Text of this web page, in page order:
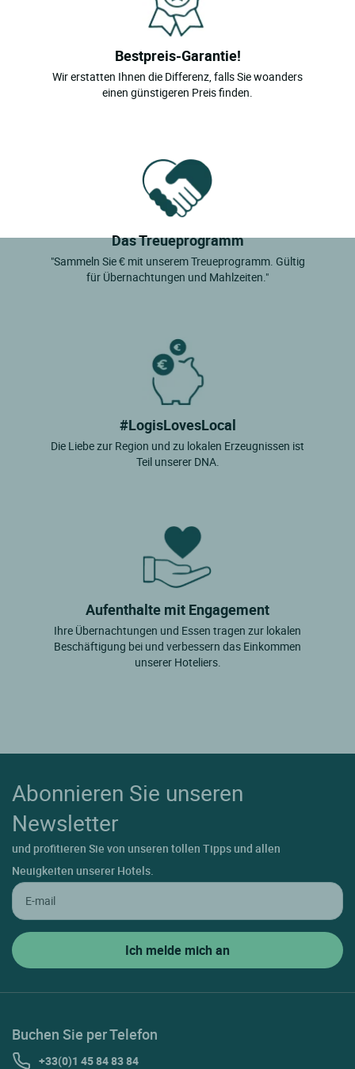
Bestpreis-Garantie!
Wir erstatten Ihnen die Differenz, falls Sie woanders
einen günstigeren Preis finden.
Das Treueprogramm
"Sammeln Sie € mit unserem Treueprogramm. Gültig
für Übernachtungen und Mahlzeiten."
#LogisLovesLocal
Die Liebe zur Region und zu lokalen Erzeugnissen ist
Teil unserer DNA.
Aufenthalte mit Engagement
Ihre Übernachtungen und Essen tragen zur lokalen
Beschäftigung bei und verbessern das Einkommen
unserer Hoteliers.
Abonnieren Sie unseren
Newsletter
und profitieren Sie von unseren tollen Tipps und allen
Neuigkeiten unserer Hotels.
Buchen Sie per Telefon
+33(0)1 45 84 83 84